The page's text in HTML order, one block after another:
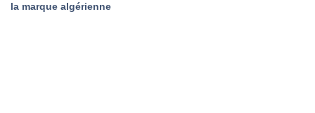
la marque algérienne